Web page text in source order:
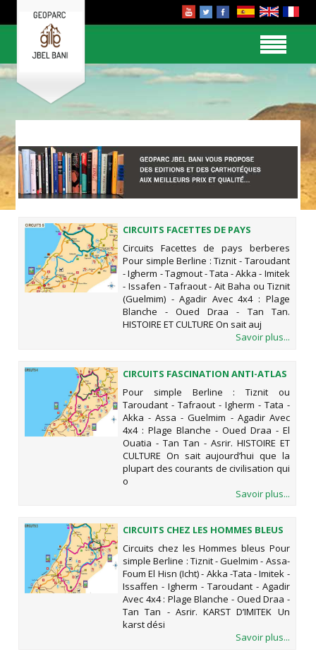
CIRCUITS FACETTES DE PAYS
BERBERES
Circuits Facettes de pays berberes
Pour simple Berline : Tiznit - Taroudant
- Igherm - Tagmout - Tata - Akka - Imitek
- Issafen - Tafraout - Ait Baha ou Tiznit
(Guelmim) - Agadir Avec 4x4 : Plage
Blanche - Oued Draa - Tan Tan.
HISTOIRE ET CULTURE On sait auj
Savoir plus...
CIRCUITS FASCINATION ANTI-ATLAS
Pour simple Berline : Tiznit ou
Taroudant - Tafraout - Igherm - Tata -
Akka - Assa - Guelmim - Agadir Avec
4x4 : Plage Blanche - Oued Draa - El
Ouatia - Tan Tan - Asrir. HISTOIRE ET
CULTURE On sait aujourd’hui que la
plupart des courants de civilisation qui
o
Savoir plus...
CIRCUITS CHEZ LES HOMMES BLEUS
Circuits chez les Hommes bleus Pour
simple Berline : Tiznit - Guelmim - Assa-
Foum El Hisn (Icht) - Akka -Tata - Imitek -
Issaffen - Igherm - Taroudant - Agadir
Avec 4x4 : Plage Blanche - Oued Draa -
Tan Tan - Asrir. KARST D’IMITEK Un
karst dési
Savoir plus...